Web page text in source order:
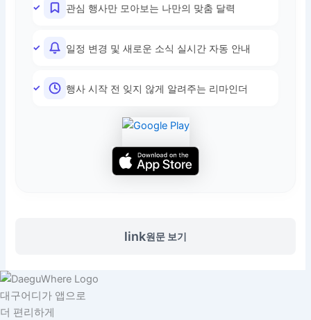
관심 행사만 모아보는 나만의 맞춤 달력
일정 변경 및 새로운 소식 실시간 자동 안내
행사 시작 전 잊지 않게 알려주는 리마인더
link원문 보기
대구어디가 앱으로
더 편리하게